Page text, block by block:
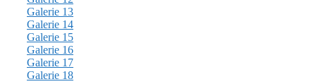
Galerie 13
Galerie 14
Galerie 15
Galerie 16
Galerie 17
Galerie 18